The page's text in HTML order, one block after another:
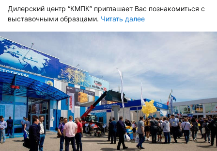
Дилерский центр “КМПК” приглашает Вас познакомиться с
выставочными образцами. Читать далее